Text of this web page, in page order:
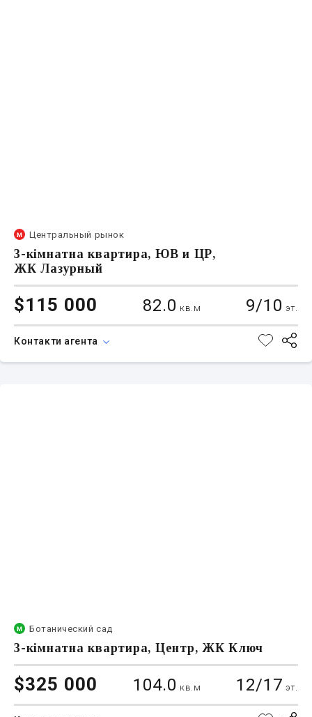
Центральный рынок
3-кімнатна квартира, ЮВ и ЦР,
ЖК Лазурный
$115 000 82.0 кв.м 9/10 эт.
Контакти агента
Ботанический сад
3-кімнатна квартира, Центр, ЖК Ключ
$325 000 104.0 кв.м 12/17 эт.